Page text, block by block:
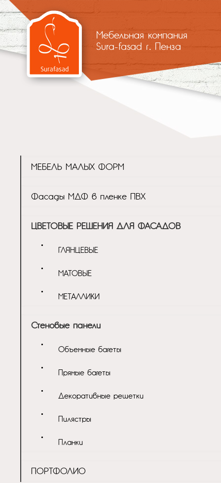
Мебельная компания
Sura-fasad г. Пенза
МЕБЕЛЬ МАЛЫХ ФОРМ
Фасады МДФ в пленке ПВХ
ЦВЕТОВЫЕ РЕШЕНИЯ ДЛЯ ФАСАДОВ
ГЛЯНЦЕВЫЕ
МАТОВЫЕ
МЕТАЛЛИКИ
Стеновые панели
Объемные багеты
Прямые багеты
Декоративные решетки
Пилястры
Планки
ПОРТФОЛИО